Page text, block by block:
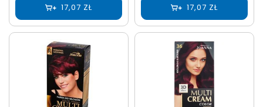
17,07 ZŁ 17,07 ZŁ